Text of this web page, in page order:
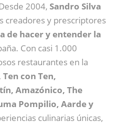
2004, Sandro Silva
creadores y prescriptores
de hacer y entender la
Con casi 1.000
restaurantes en la
Ten con Ten,
Amazónico, The
Pompilio, Aarde y
culinarias únicas,